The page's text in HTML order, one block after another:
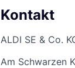
Kontakt
ALDI SE & Co.
Am Schwarzen